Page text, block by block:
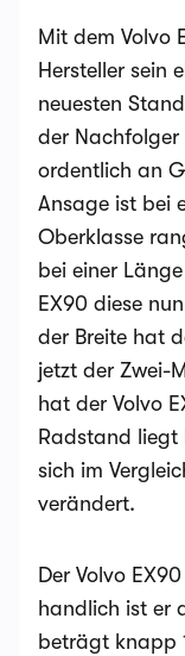
Mit dem Volvo
Hersteller sein
neuesten
der Nachfolger
ordentlich an
Ansage ist bei
Oberklasse
bei einer
EX90 diese
der Breite hat
jetzt der Zwei-
hat der Volvo
Radstand
sich im
verändert.
Der Volvo
handlich ist er
beträgt knapp